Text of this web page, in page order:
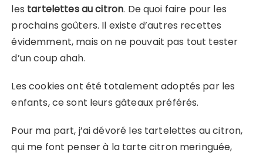
les tartelettes au citron. De quoi faire pour les
prochains goûters. Il existe d’autres recettes
évidemment, mais on ne pouvait pas tout tester
d’un coup ahah.
Les cookies ont été totalement adoptés par les
enfants, ce sont leurs gâteaux préférés.
Pour ma part, j’ai dévoré les tartelettes au citron,
qui me font penser à la tarte citron meringuée,